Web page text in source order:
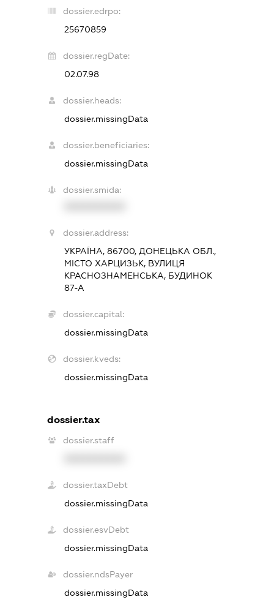
dossier.edrpo:
25670859
dossier.regDate:
02.07.98
dossier.heads:
dossier.missingData
dossier.beneficiaries:
dossier.missingData
dossier.smida:
dossier.address:
УКРАЇНА, 86700, ДОНЕЦЬКА ОБЛ.,
МІСТО ХАРЦИЗЬК, ВУЛИЦЯ
КРАСНОЗНАМЕНСЬКА, БУДИНОК
87-А
dossier.capital:
dossier.missingData
dossier.kveds:
dossier.missingData
dossier.tax
dossier.staff
dossier.taxDebt
dossier.missingData
dossier.esvDebt
dossier.missingData
dossier.ndsPayer
dossier.missingData